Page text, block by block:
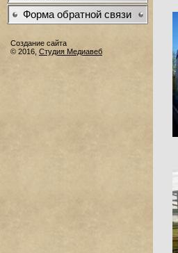
Форма обратной связи
Создание сайта
© 2016, Студия Медиавеб